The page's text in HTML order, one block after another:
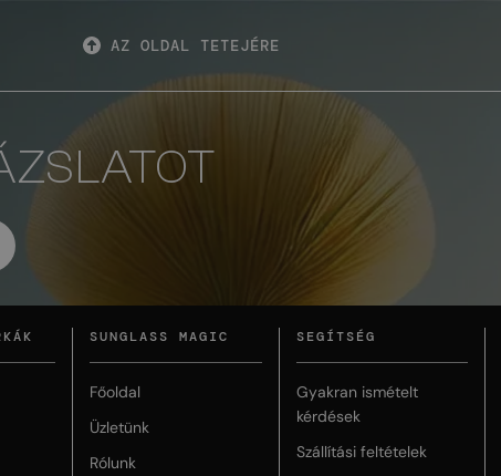
AZ OLDAL TETEJÉRE
SUNGLASS MAGIC
Főoldal
Üzletünk
Rólunk
SEGÍTSÉG
Gyakran ismételt
kérdések
Szállítási feltételek